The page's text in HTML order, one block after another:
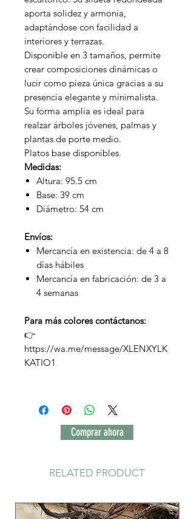
aporta solidez y armonía,
adaptándose con facilidad a
interiores y terrazas.
Disponible en 3 tamaños, permite
crear composiciones dinámicas o
lucir como pieza única gracias a su
presencia elegante y minimalista.
Su forma amplia es ideal para
realzar árboles jóvenes, palmas y
plantas de porte medio.
Platos base disponibles.
Medidas:
Altura: 95.5 cm
Base: 39 cm
Diámetro: 54 cm
Envíos:
Mercancía en existencia: de 4 a 8
días hábiles
Mercancía en fabricación: de 3 a
4 semanas
Para más colores contáctanos:
👉
https://wa.me/message/XLENXYLK
KATIO1
Comprar ahora
RELATED PRODUCT